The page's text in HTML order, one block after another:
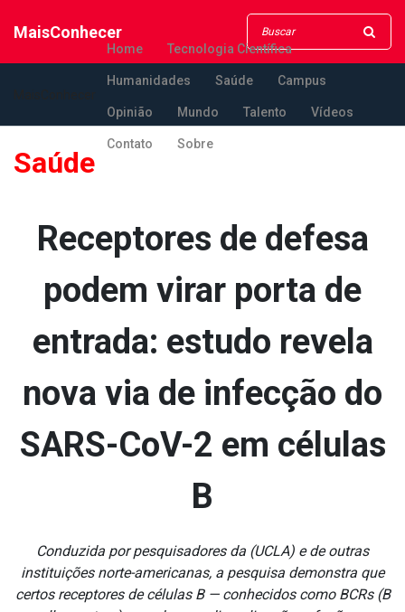
MaisConhecer
Home Tecnologia Científica
Humanidades Saúde Campus
Opinião Mundo Talento Vídeos
Contato Sobre
Saúde
Receptores de defesa
podem virar porta de
entrada: estudo revela
nova via de infecção do
SARS-CoV-2 em células
B
Conduzida por pesquisadores da (UCLA) e de outras
instituições norte-americanas, a pesquisa demonstra que
certos receptores de células B — conhecidos como BCRs (B